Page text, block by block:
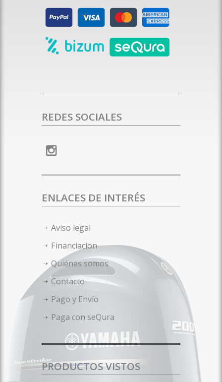
REDES SOCIALES
ENLACES DE INTERÉS
Aviso legal
Financiacion
Quiénes somos
Contacto
Pago y Envío
Paga con seQura
PRODUCTOS VISTOS